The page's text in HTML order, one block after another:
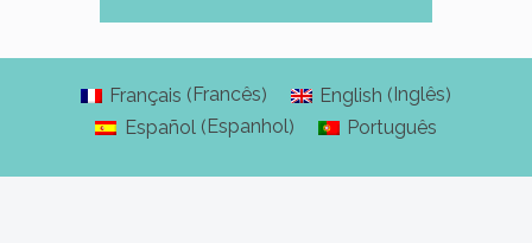
Français ( Francês) English ( Inglês)
Español( Espanhol) Português